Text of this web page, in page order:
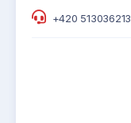
+420 513036213